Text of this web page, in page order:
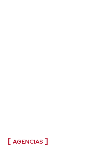
AGENCIAS